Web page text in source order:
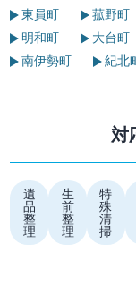
東員町
菰野町
明和町
大台町
南伊勢町
紀北
対
遺
品
整
理
生
前
整
理
特
殊
清
掃